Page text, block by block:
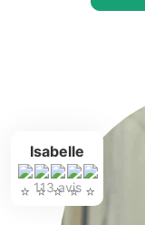
Isabelle
113 avis